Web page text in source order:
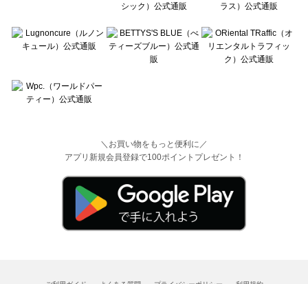
＼お買い物をもっと便利に／
アプリ新規会員登録で100ポイントプレゼント！